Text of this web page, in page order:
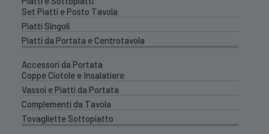
Set Piatti e Posto Tavola
Piatti Singoli
Piatti da Portata e Centrotavola
Accessori da Portata
Coppe Ciotole e Insalatiere
Vassoi e Piatti da Portata
Complementi da Tavola
Tovagliette Sottopiatto